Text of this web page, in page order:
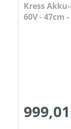
Kress
60V - 47cm